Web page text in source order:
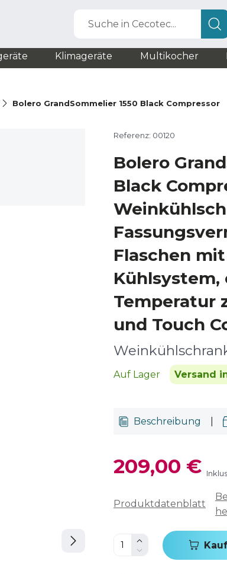
Suche in Cecotec...
Klimageräte Multikocher
Bolero GrandSommelier 1550 Black Compressor
Referenz: 00120
Bolero
Black
Flaschen
Temperatur
und Touch
Auf Lager Versand
Beschreibung
209,00 €
Produktdatenblatt